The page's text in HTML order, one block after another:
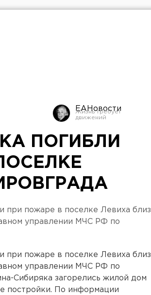
ЕАНовости
ПОГИБЛИ
пожаре в поселке Левиха близ
управлении МЧС РФ по
пожаре в поселке Левиха близ
управлении МЧС РФ по
Сибиряка загорелись жилой дом
постройки. По информации